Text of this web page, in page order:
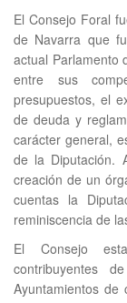
El Consejo Foral
de Navarra que
actual Parlamento
entre sus
presupuestos, el
de deuda y
carácter general,
de la Diputación.
creación de un
cuentas la
reminiscencia de
El Consejo
contribuyentes
Ayuntamientos de